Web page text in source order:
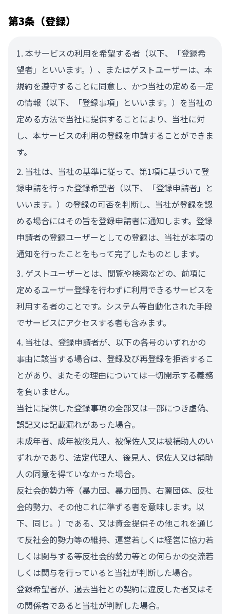
第3条（登録）
本サービスの利用を希望する者（以下、「登録希
望者」といいます。）、またはゲストユーザーは、本
規約を遵守することに同意し、かつ当社の定める一定
の情報（以下、「登録事項」といいます。）を当社の
定める方法で当社に提供することにより、当社に対
し、本サービスの利用の登録を申請することができま
す。
当社は、当社の基準に従って、第1項に基づいて登
録申請を行った登録希望者（以下、「登録申請者」と
いいます。）の登録の可否を判断し、当社が登録を認
める場合にはその旨を登録申請者に通知します。登録
申請者の登録ユーザーとしての登録は、当社が本項の
通知を行ったことをもって完了したものとします。
ゲストユーザーとは、閲覧や検索などの、前項に
定めるユーザー登録を行わずに利用できるサービスを
利用する者のことです。システム等自動化された手段
でサービスにアクセスする者も含みます。
当社は、登録申請者が、以下の各号のいずれかの
事由に該当する場合は、登録及び再登録を拒否するこ
とがあり、またその理由については一切開示する義務
を負いません。
当社に提供した登録事項の全部又は一部につき虚偽、
誤記又は記載漏れがあった場合。
未成年者、成年被後見人、被保佐人又は被補助人のい
ずれかであり、法定代理人、後見人、保佐人又は補助
人の同意を得ていなかった場合。
反社会的勢力等（暴力団、暴力団員、右翼団体、反社
会的勢力、その他これに準ずる者を意味します。以
下、同じ。）である、又は資金提供その他これを通じ
て反社会的勢力等の維持、運営若しくは経営に協力若
しくは関与する等反社会的勢力等との何らかの交流若
しくは関与を行っていると当社が判断した場合。
登録希望者が、過去当社との契約に違反した者又はそ
の関係者であると当社が判断した場合。